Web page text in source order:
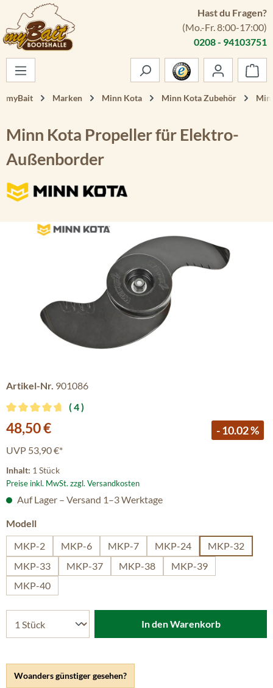
Zum Hauptinhalt springen
Hast du Fragen?
(Mo.-Fr. 8:00-17:00)
0208 - 94103751
myBait Marken Minn Kota Minn Kota Zubehör
Minn Kota Propeller für Elektro-
Außenborder
Bildergalerie überspringen
Artikel-Nr. 901086
Durchschnittliche Bewertung von 4.75 von 5 Sternen
4
Verkaufspreis:
48,50 € - 10.02 %
UVP 53,90 €*
Inhalt: 1 Stück
Preise inkl. MwSt. zzgl. Versandkosten
Woanders günstiger gesehen?
Auf Lager – Versand 1–3 Werktage
Modellauswählen
MKP-2
MKP-6 MKP-7 MKP-24
MKP-32
MKP-33
MKP-37 MKP-38
MKP-39
MKP-40
In den Warenkorb